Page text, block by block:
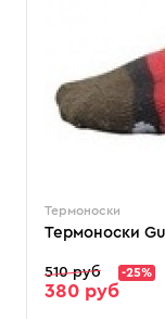
Термоноски
Термоноски
510 руб -25%
380 руб